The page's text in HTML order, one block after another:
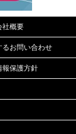
社概要
るお問い合わせ
報保護方針